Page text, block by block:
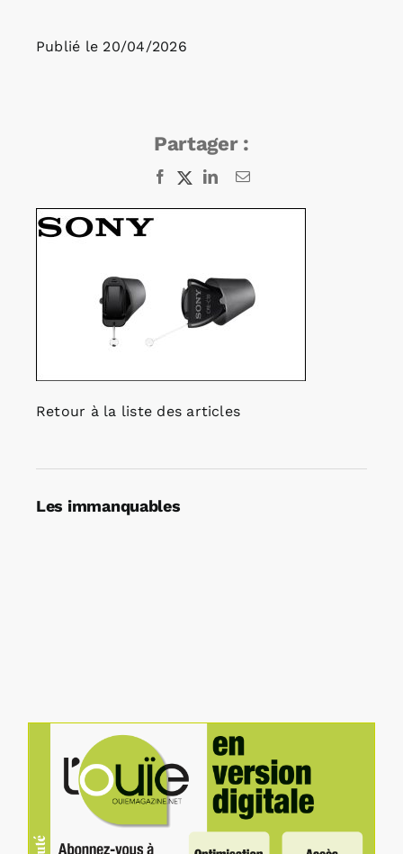
Rechercher:
Publié le 20/04/2026
Partager :
Facebook
X LinkedInEmail
Retour à la liste des articles
Les immanquables